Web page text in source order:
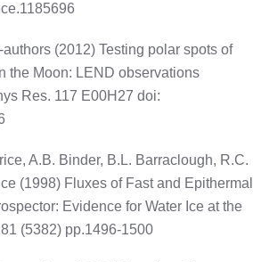
(2012) Testing polar spots of
the Moon: LEND observations
Res. 117 E00H27 doi:
A.B. Binder, B.L. Barraclough, R.C.
(1998) Fluxes of Fast and Epithermal
Evidence for Water Ice at the
(5382) pp.1496-1500